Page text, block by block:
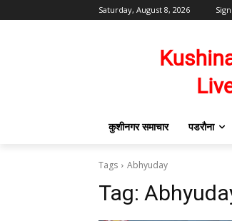
Saturday, August 8, 2026
कुशीनगर समाचार पडरौना
Tags Abhyuday
Tag: